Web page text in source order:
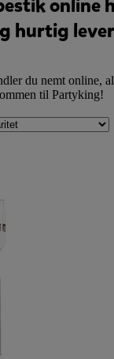
online
hurtig
du nemt online,
til Partyking!